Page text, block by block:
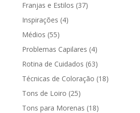
Franjas e Estilos (37)
Inspirações (4)
Médios (55)
Problemas Capilares (4)
Rotina de Cuidados (63)
Técnicas de Coloração (18)
Tons de Loiro (25)
Tons para Morenas (18)